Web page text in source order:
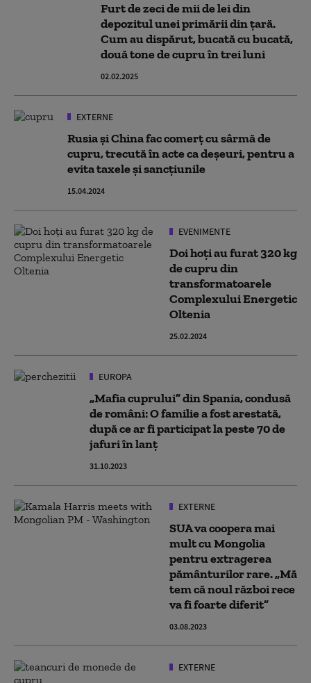
Furt de zeci de mii de lei din
depozitul unei primării din țară.
Cum au dispărut, bucată cu bucată,
două tone de cupru în trei luni
02.02.2025
EXTERNE
Rusia şi China fac comerţ cu sârmă de
cupru, trecută în acte ca deşeuri, pentru a
evita taxele şi sancţiunile
15.04.2024
EVENIMENTE
Doi hoți au furat 320 kg
de cupru din
transformatoarele
Complexului Energetic
Oltenia
25.02.2024
EUROPA
„Mafia cuprului” din Spania, condusă
de români: O familie a fost arestată,
după ce ar fi participat la peste 70 de
jafuri în lanț
31.10.2023
EXTERNE
SUA va coopera mai
mult cu Mongolia
pentru extragerea
pământurilor rare. „Mă
tem că noul război rece
va fi foarte diferit”
03.08.2023
EXTERNE